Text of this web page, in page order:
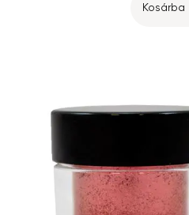
Kosárba